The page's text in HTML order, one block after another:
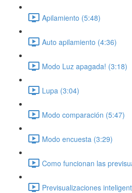
Apilamiento (5:48)
Auto apilamiento (4:36)
Modo Luz apagada! (3:18)
Lupa (3:04)
Modo comparación (5:47)
Modo encuesta (3:29)
Como funcionan las
Previsualizaciones